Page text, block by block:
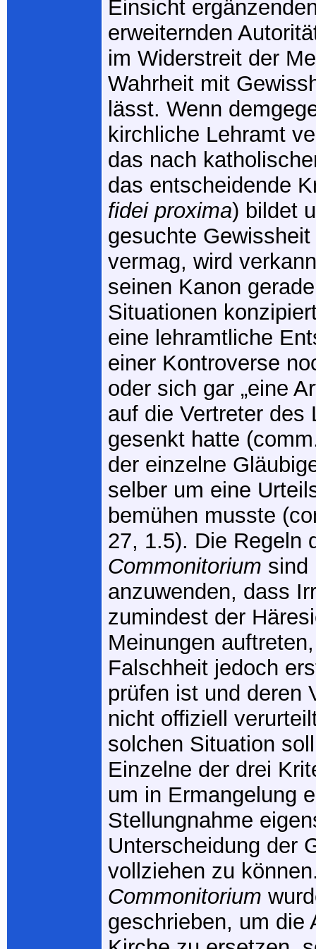
Einsicht
erweiternden
im Widerstreit der
Wahrheit mit
lässt. Wenn
kirchliche Lehramt
das nach
das entscheidende
fidei proxima) bildet
gesuchte
vermag, wird
seinen Kanon
Situationen
eine lehramtliche
einer Kontroverse
oder sich gar „eine
auf die Vertreter des
gesenkt hatte
der einzelne
selber um eine
bemühen musste
27, 1.5). Die Regeln
Commonitorium sind
anzuwenden, dass
zumindest der
Meinungen
Falschheit jedoch
prüfen ist und deren
nicht offiziell
solchen Situation
Einzelne der drei
um in Ermangelung
Stellungnahme
Unterscheidung der
vollziehen zu
Commonitorium
geschrieben, um die